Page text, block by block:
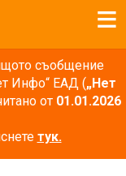
съобщение
Инфо“ ЕАД („Нет
от 01.01.2026
тук.